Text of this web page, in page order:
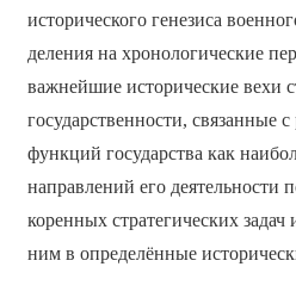
исторического генезиса
деления на хронологические
важнейшие исторические вехи
государственности, связанные
функций государства как
направлений его деятельности
коренных стратегических
ним в определённые